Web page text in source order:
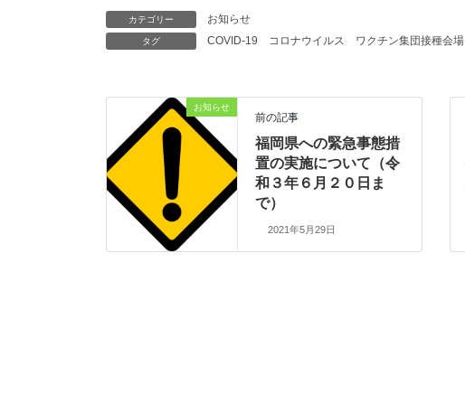
カテゴリー お知らせ
タグ COVID-19 コロナウイルス ワクチン集団接種会場
お知らせ
前の記事
福岡県への緊急事態措
置の実施について（令
和３年６月２０日ま
で）
2021年5月29日